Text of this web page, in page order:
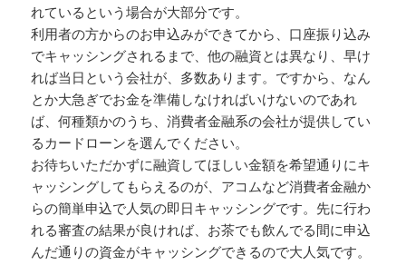
れているという場合が大部分です。
利用者の方からのお申込みができてから、口座振り込み
でキャッシングされるまで、他の融資とは異なり、早け
れば当日という会社が、多数あります。ですから、なん
とか大急ぎでお金を準備しなければいけないのであれ
ば、何種類かのうち、消費者金融系の会社が提供してい
るカードローンを選んでください。
お待ちいただかずに融資してほしい金額を希望通りにキ
ャッシングしてもらえるのが、アコムなど消費者金融か
らの簡単申込で人気の即日キャッシングです。先に行わ
れる審査の結果が良ければ、お茶でも飲んでる間に申込
んだ通りの資金がキャッシングできるので大人気です。